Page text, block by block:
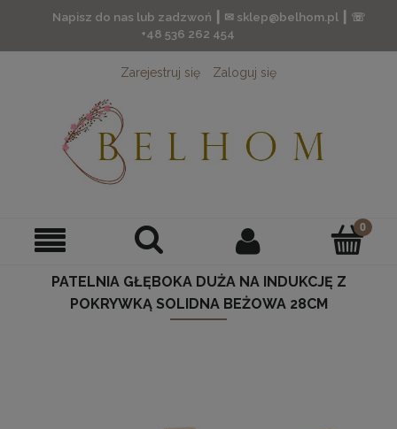
Napisz do nas lub zadzwoń ┃ ✉ sklep@belhom.pl ┃ ☏
+48 536 262 454
Zarejestruj się Zaloguj się
PATELNIA GŁĘBOKA DUŻA NA INDUKCJĘ Z
POKRYWKĄ SOLIDNA BEŻOWA 28CM